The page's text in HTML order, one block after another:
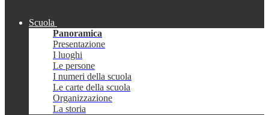
Scuola
Panoramica
Presentazione
I luoghi
Le persone
I numeri della scuola
Le carte della scuola
Organizzazione
La storia